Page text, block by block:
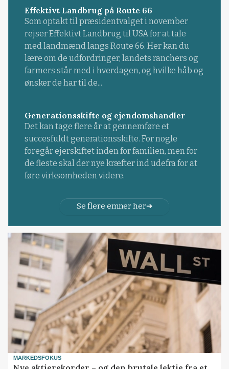
Effektivt Landbrug på Route 66
Som optakt til præsidentvalget i november
rejser Effektivt Landbrug til USA for at tale
med landmænd langs Route 66. Her kan du
lære om de udfordringer, landets ranchers og
farmers står med i hverdagen, og hvilke håb og
ønsker de har til de...
Generationsskifte og ejendomshandler
Det kan tage flere år at gennemføre et
succesfuldt generationsskifte. For nogle
foregår ejerskiftet inden for familien, men for
de fleste skal der nye kræfter ind udefra for at
føre virksomheden videre.
Se flere emner her
MARKEDSFOKUS